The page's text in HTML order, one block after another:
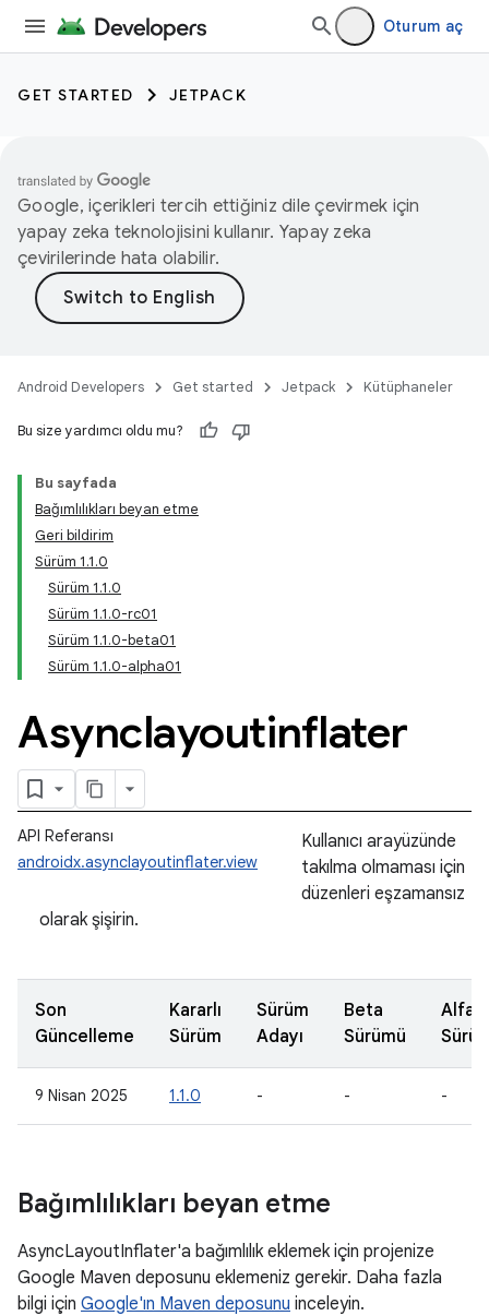
Oturum aç
GET STARTED JETPACK
Google, içerikleri tercih ettiğiniz dile çevirmek için
yapay zeka teknolojisini kullanır. Yapay zeka
çevirilerinde hata olabilir.
Android Developers Get started Jetpack Kütüphaneler
Bu size yardımcı oldu mu?
Bu sayfada
Bağımlılıkları beyan etme
Geri bildirim
Sürüm 1.1.0
Sürüm 1.1.0
Sürüm 1.1.0-rc01
Sürüm 1.1.0-beta01
Sürüm 1.1.0-alpha01
Asynclayoutinflater
API Referansı
androidx.asynclayoutinflater.view
Kullanıcı arayüzünde
takılma olmaması için
düzenleri eşzamansız
olarak şişirin.
Son
Güncelleme
Kararlı
Sürüm
Sürüm
Adayı
Beta
Sürümü
Alfa
9 Nisan 2025 1.1.0 - - -
Bağımlılıkları beyan etme
AsyncLayoutInflater'a bağımlılık eklemek için projenize
Google Maven deposunu eklemeniz gerekir. Daha fazla
bilgi için Google'ın Maven deposunu inceleyin.